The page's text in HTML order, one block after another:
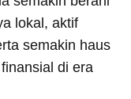
lokal, aktif
semakin haus
di era